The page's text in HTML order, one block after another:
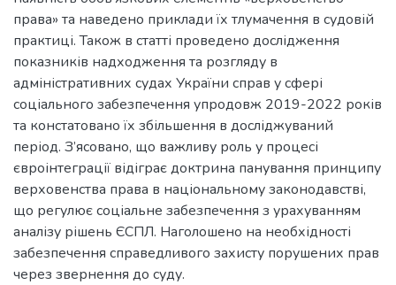
права» та наведено приклади їх тлумачення в судовій
практиці. Також в статті проведено дослідження
показників надходження та розгляду в
адміністративних судах України справ у сфері
соціального забезпечення упродовж 2019-2022 років
та констатовано їх збільшення в досліджуваний
період. З’ясовано, що важливу роль у процесі
євроінтеграції відіграє доктрина панування принципу
верховенства права в національному законодавстві,
що регулює соціальне забезпечення з урахуванням
аналізу рішень ЄСПЛ. Наголошено на необхідності
забезпечення справедливого захисту порушених прав
через звернення до суду.